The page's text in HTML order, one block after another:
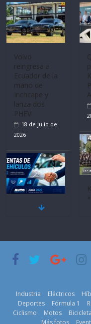
Mercado
automotor
nacional cierra
su mejor 1er
semestre en la
historia
11 de julio de
2026
Bosch y
renovable
25 de julio de
Industria Eléctricos
Deportes
Fórmula 1
Ciclismo
Motos